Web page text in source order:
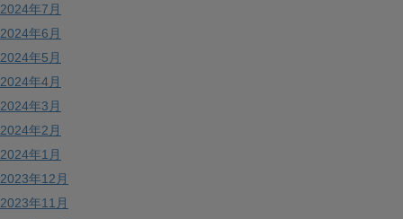
2024年7月
2024年6月
2024年5月
2024年4月
2024年3月
2024年2月
2024年1月
2023年12月
2023年11月